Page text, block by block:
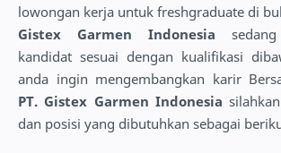
lowongan kerja untuk freshgraduate di
Gistex Garmen Indonesia
kandidat sesuai dengan kualifikasi
anda ingin mengembangkan karir
PT. Gistex Garmen Indonesia
dan posisi yang dibutuhkan sebagai